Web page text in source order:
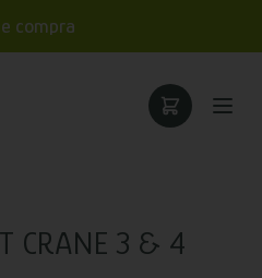
compra
CRANE 3 & 4